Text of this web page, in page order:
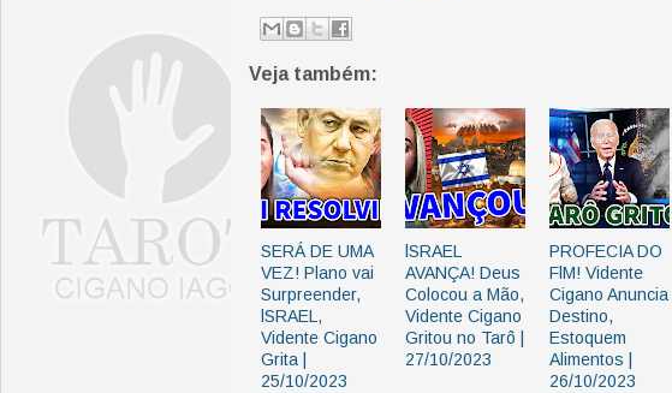
Veja também:
SERÁ DE UMA
VEZ! Plano vai
Surpreender,
lSRAEL,
Vidente Cigano
Grita |
25/10/2023
lSRAEL
AVANÇA! Deus
Colocou a Mão,
Vidente Cigano
Gritou no Tarô |
27/10/2023
PROFECIA DO
FlM! Vidente
Cigano Anuncia
Destino,
Estoquem
Alimentos |
26/10/2023